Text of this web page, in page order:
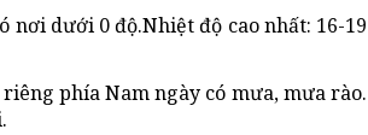
nơi dưới 0 độ.Nhiệt độ cao nhất: 16-19
phía Nam ngày có mưa, mưa rào.